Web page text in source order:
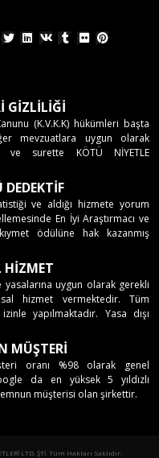
GİZLİLİĞİ
(K.V.K.K) hükümleri başta
mevzuatlara uygun olarak
ve surette KÖTÜ NİYETLE
ve aldığı hizmete yorum
En İyi Araştırmacı ve
ödülüne hak kazanmış
HİZMET
uygun olarak gerekli
hizmet vermektedir. Tüm
yapılmaktadır. Yasa dışı
MÜŞTERİ
oranı %98 olarak genel
da en yüksek 5 yıldızlı
müşterisi olan şirkettir.
LTD. ŞTİ. Tüm Hakları Saklıdır.